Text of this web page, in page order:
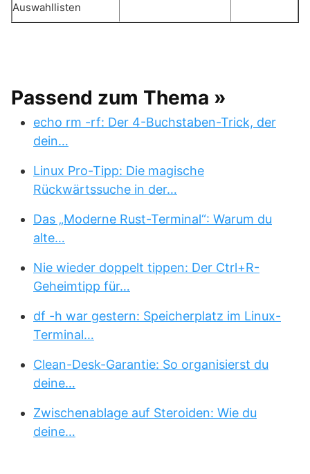
Auswahllisten
Passend zum Thema »
echo rm -rf: Der 4-Buchstaben-Trick, der
dein…
Linux Pro-Tipp: Die magische
Rückwärtssuche in der…
Das „Moderne Rust-Terminal“: Warum du
alte…
Nie wieder doppelt tippen: Der Ctrl+R-
Geheimtipp für…
df -h war gestern: Speicherplatz im Linux-
Terminal…
Clean-Desk-Garantie: So organisierst du
deine…
Zwischenablage auf Steroiden: Wie du
deine…